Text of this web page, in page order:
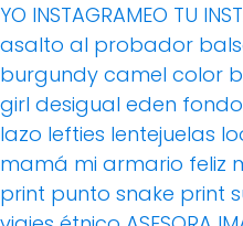
YO INSTAGRAMEO TU
asalto al probador
burgundy camel color
girl desigual eden
lazo lefties lentejuelas
mamá mi armario feliz
print punto snake print